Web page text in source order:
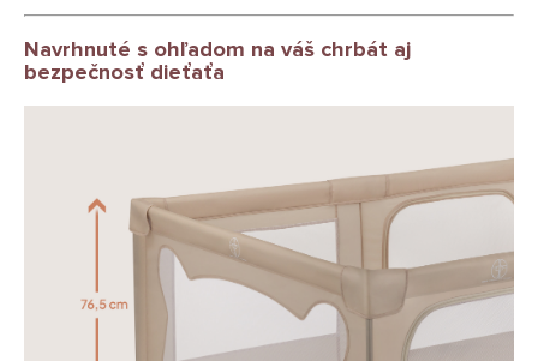
Navrhnuté s ohľadom na váš chrbát aj
bezpečnosť dieťaťa